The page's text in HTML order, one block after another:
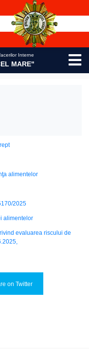
Interne
MARE"
alimentelor
2025
alimentelor
evaluarea riscului de
on Twitter